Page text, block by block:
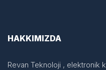
HAKKIMIZDA
Revan Teknoloji , elektronik